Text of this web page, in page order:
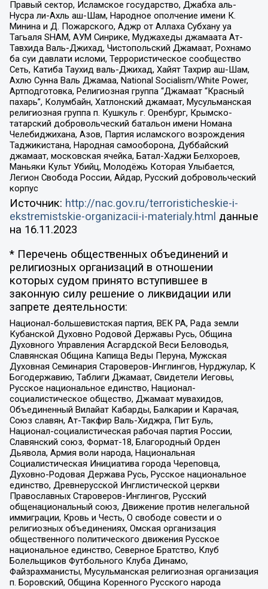
Правый сектор, Исламское государство, Джабха аль-
Нусра ли-Ахль аш-Шам, Народное ополчение имени К.
Минина и Д. Пожарского, Аджр от Аллаха Субхану уа
Тагьаля SHAM, АУМ Синрике, Муджахеды джамаата Ат-
Тавхида Валь-Джихад, Чистопольский Джамаат, Рохнамо
ба суи давлати исломи, Террористическое сообщество
Сеть, Катиба Таухид валь-Джихад, Хайят Тахрир аш-Шам,
Ахлю Сунна Валь Джамаа, National Socialism/White Power,
Артподготовка, Религиозная группа “Джамаат “Красный
пахарь”, Колумбайн, Хатлонский джамаат, Мусульманская
религиозная группа п. Кушкуль г. Оренбург, Крымско-
татарский добровольческий батальон имени Номана
Челебиджихана, Азов, Партия исламского возрождения
Таджикистана, Народная самооборона, Дуббайский
джамаат, московская ячейка, Батал-Хаджи Белхороев,
Маньяки Культ Убийц, Молодёжь Которая Улыбается,
Легион Свобода России, Айдар, Русский добровольческий
корпус
Источник: http://nac.gov.ru/terroristicheskie-i-
ekstremistskie-organizacii-i-materialy.html данные
на 16.11.2023
* Перечень общественных объединений и
религиозных организаций в отношении
которых судом принято вступившее в
законную силу решение о ликвидации или
запрете деятельности:
Национал-большевистская партия, ВЕК РА, Рада земли
Кубанской Духовно Родовой Державы Русь, Община
Духовного Управления Асгардской Веси Беловодья,
Славянская Община Капища Веды Перуна, Мужская
Духовная Семинария Староверов-Инглингов, Нурджулар, К
Богодержавию, Таблиги Джамаат, Свидетели Иеговы,
Русское национальное единство, Национал-
социалистическое общество, Джамаат мувахидов,
Объединенный Вилайат Кабарды, Балкарии и Карачая,
Союз славян, Ат-Такфир Валь-Хиджра, Пит Буль,
Национал-социалистическая рабочая партия России,
Славянский союз, Формат-18, Благородный Орден
Дьявола, Армия воли народа, Национальная
Социалистическая Инициатива города Череповца,
Духовно-Родовая Держава Русь, Русское национальное
единство, Древнерусской Инглистической церкви
Православных Староверов-Инглингов, Русский
общенациональный союз, Движение против нелегальной
иммиграции, Кровь и Честь, О свободе совести и о
религиозных объединениях, Омская организация
общественного политического движения Русское
национальное единство, Северное Братство, Клуб
Болельщиков Футбольного Клуба Динамо,
Файзрахманисты, Мусульманская религиозная организация
п. Боровский, Община Коренного Русского народа